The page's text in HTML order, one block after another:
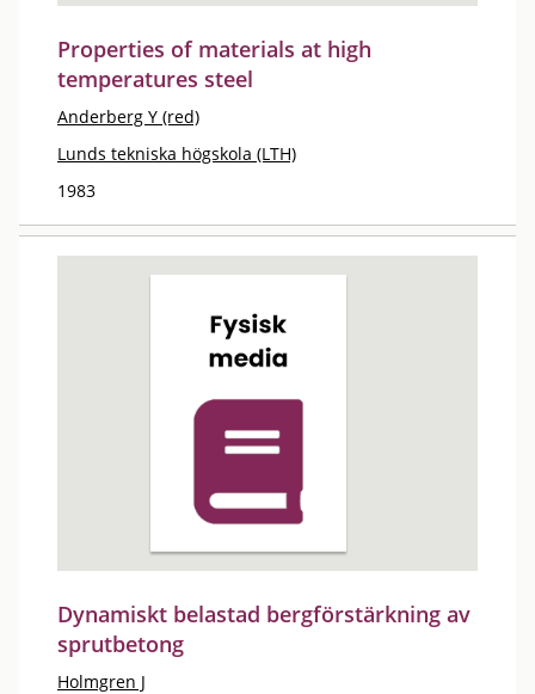
Properties of materials at high
temperatures steel
Anderberg Y (red)
Lunds tekniska högskola (LTH)
1983
Dynamiskt belastad bergförstärkning av
sprutbetong
Holmgren J